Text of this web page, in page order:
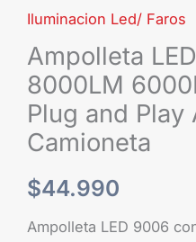
Iluminacion Led/ Faros
Ampolleta
8000LM
Plug and Play
Camioneta
$44.990
Ampolleta LED 9006